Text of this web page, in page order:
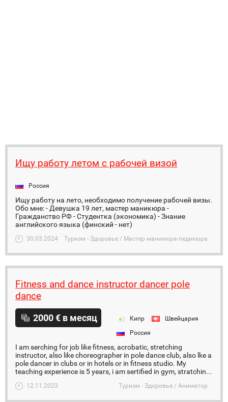
Ищу работу летом с рабочей визой
Россия
Ищу работу на лето, необходимо получение рабочей визы.
Обо мне: - Девушка 19 лет, мастер маникюра -
Гражданство РФ - Студентка (экономика) - Знание
английского языка (финский - нет)
30.03.2024 Туризм - Здоровье / Мастер маникюра-педикюра
Fitness and dance instructor dancer pole
dance
2000 € в месяц Кипр
Швейцария
Россия
I am serching for job like fitness, acrobatic, stretching
instructor, also like choreographer in pole dance club, also lke a
pole dancer in clubs or in hotels or in fitness studio. My
teaching experience is 5 years, i am sertified in gym, stratchin...
12.11.2023 Туризм - Здоровье / Аниматор